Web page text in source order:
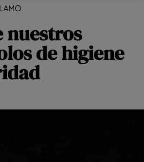
nuestros
de higiene